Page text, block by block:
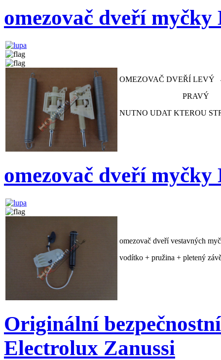
omezovač dveří
OMEZOVAČ DVEŘÍ LEVÝ
PRAVÝ
NUTNO UDAT KTEROU
omezovač dveří
omezovač dveří vestavných
vodítko + pružina + pletený
Originální
Electrolux Zanussi